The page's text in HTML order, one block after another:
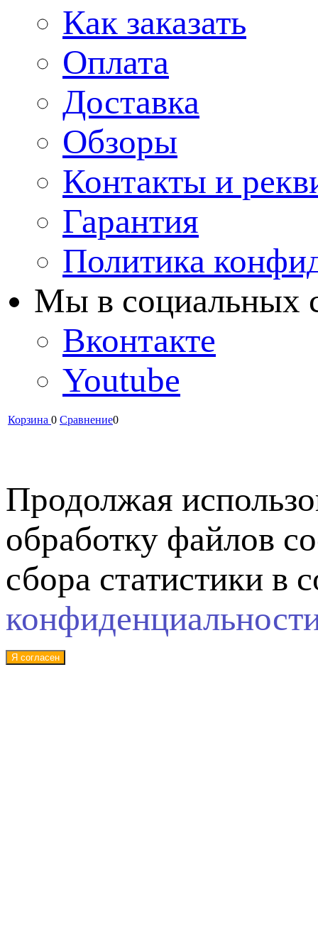
Как заказать
Оплата
Доставка
Обзоры
Контакты и
Гарантия
Политика
Мы в cоциальных
Вконтакте
Youtube
Корзина 0 Сравнение0
Продолжая
обработку файлов
сбора статистики в
Я согласен